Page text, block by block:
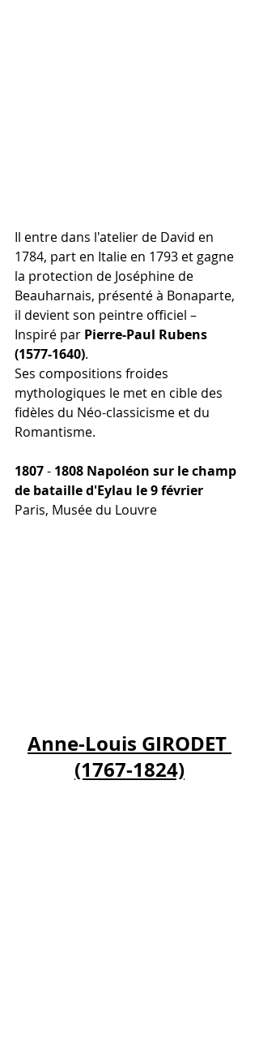
Il entre dans l'atelier de David en
1784, part en Italie en 1793 et gagne
la protection de Joséphine de
Beauharnais, présenté à Bonaparte,
il devient son peintre officiel –
Inspiré par Pierre-Paul Rubens
(1577-1640).
Ses compositions froides
mythologiques le met en cible des
fidèles du Néo-classicisme et du
Romantisme.
1807 - 1808 Napoléon sur le champ
de bataille d'Eylau le 9 février
Paris, Musée du Louvre
Anne-Louis GIRODET
(1767-1824)